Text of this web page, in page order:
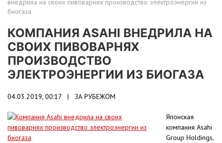
внедрила на своих пивоварнях производство электроэнергии из
биогаза
КОМПАНИЯ ASAHI ВНЕДРИЛА НА
СВОИХ ПИВОВАРНЯХ
ПРОИЗВОДСТВО
ЭЛЕКТРОЭНЕРГИИ ИЗ БИОГАЗА
04.03.2019, 00:17 | ЗА РУБЕЖОМ
Японская
компания Asahi
Group Holdings,